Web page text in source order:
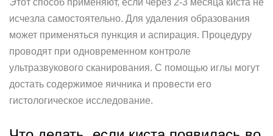
Этот способ применяют, если через 2-3 месяца киста не
исчезла самостоятельно. Для удаления образования
может применяться пункция и аспирация. Процедуру
проводят при одновременном контроле
ультразвукового сканирования. С помощью иглы могут
достать содержимое яичника и провести его
гистологическое исследование.